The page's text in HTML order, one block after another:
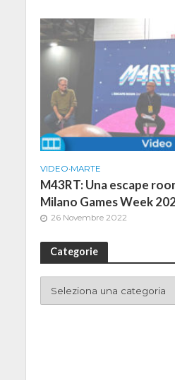
VIDEO•MARTE
M43RT: Una escape
Milano Games Week
26 Novembre 2022
Categorie